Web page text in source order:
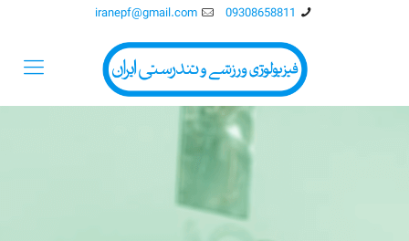
09308658811
iranepf@gmail.com